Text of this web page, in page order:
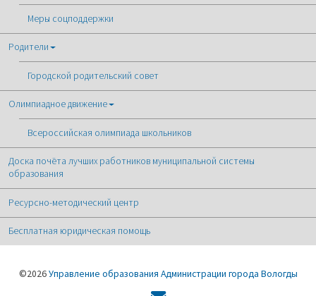
Меры соцподдержки
Родители
Городской родительский совет
Олимпиадное движение
Всероссийская олимпиада школьников
Доска почёта лучших работников муниципальной системы
образования
Ресурсно-методический центр
Бесплатная юридическая помощь
©2026Управление образования Администрации города Вологды